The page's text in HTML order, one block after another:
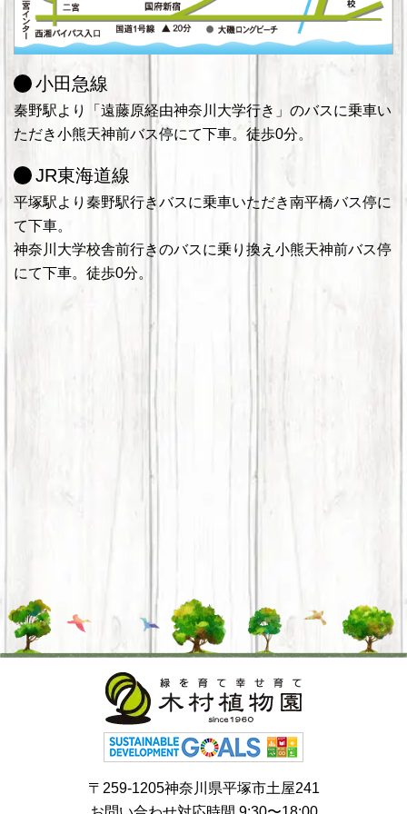
小田急線
秦野駅より「遠藤原経由神奈川大学行き」のバスに乗車い
ただき小熊天神前バス停にて下車。徒歩0分。
JR東海道線
平塚駅より秦野駅行きバスに乗車いただき南平橋バス停に
て下車。
神奈川大学校舎前行きのバスに乗り換え小熊天神前バス停
にて下車。徒歩0分。
〒259-1205神奈川県平塚市土屋241